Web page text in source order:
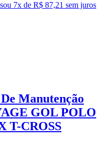
ou 7x de R$ 87,21 sem juros
Manutenção
GOL POLO
T-CROSS